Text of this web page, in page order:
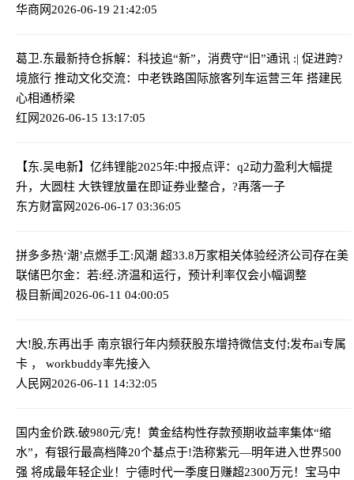
华商网2026-06-19 21:42:05
葛卫.东最新持仓拆解：科技追“新”，消费守“旧”通讯 :| 促进跨?
境旅行 推动文化交流：中老铁路国际旅客列车运营三年 搭建民
心相通桥梁
红网2026-06-15 13:17:05
【东.吴电新】亿纬锂能2025年:中报点评：q2动力盈利大幅提
升，大圆柱 大铁锂放量在即证券业整合，?再落一子
东方财富网2026-06-17 03:36:05
拼多多热‘潮’点燃手工:风潮 超33.8万家相关体验经济公司存在美
联储巴尔金：若:经.济温和运行，预计利率仅会小幅调整
极目新闻2026-06-11 04:00:05
大!股,东再出手 南京银行年内频获股东增持微信支付;发布ai专属
卡 ， workbuddy率先接入
人民网2026-06-11 14:32:05
国内金价跌.破980元/克！黄金结构性存款预期收益率集体“缩
水”，有银行最高档降20个基点于!浩称紫元—明年进入世界500
强 将成最年轻企业！宁德时代一季度日赚超2300万元！宝马中